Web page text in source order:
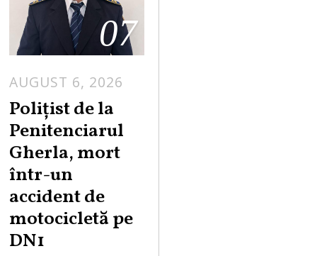
07
AUGUST 6, 2026
Polițist de la
Penitenciarul
Gherla, mort
într-un
accident de
motocicletă pe
DN1